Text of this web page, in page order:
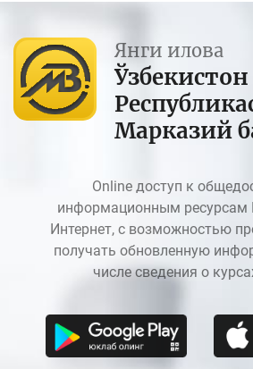
Янги илова
Ўзбекистон
Марказий
Online доступ к
информационным ресурсам
Интернет, с возможностью
получать обновленную
числе сведения о